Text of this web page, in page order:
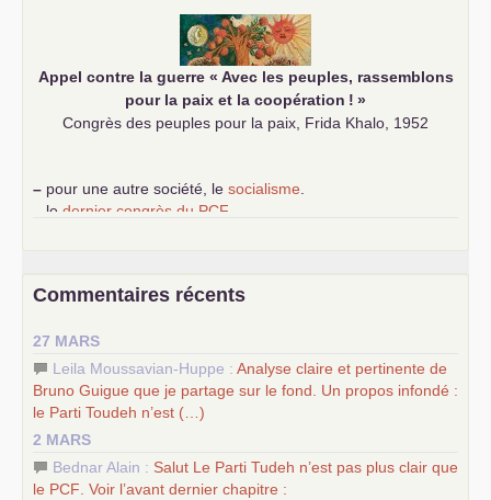
Appel contre la guerre « Avec les peuples, rassemblons
pour la paix et la coopération ! »
Congrès des peuples pour la paix, Frida Khalo, 1952
– pour une autre société, le socialisme
le dernier congrès du PCF
science sociale de notre temps
d’Europe
–lescinq chantiers pour contribuer au débat sur le projet
communiste
Commentaires récents
27 MARS
Leila Moussavian-Huppe : Analyse claire et pertinente de
Bruno Guigue que je partage sur le fond. Un propos infondé :
le Parti Toudeh n’est (…)
2 MARS
Bednar Alain : Salut Le Parti Tudeh n’est pas plus clair que
le PCF . Voir l’avant dernier chapitre :